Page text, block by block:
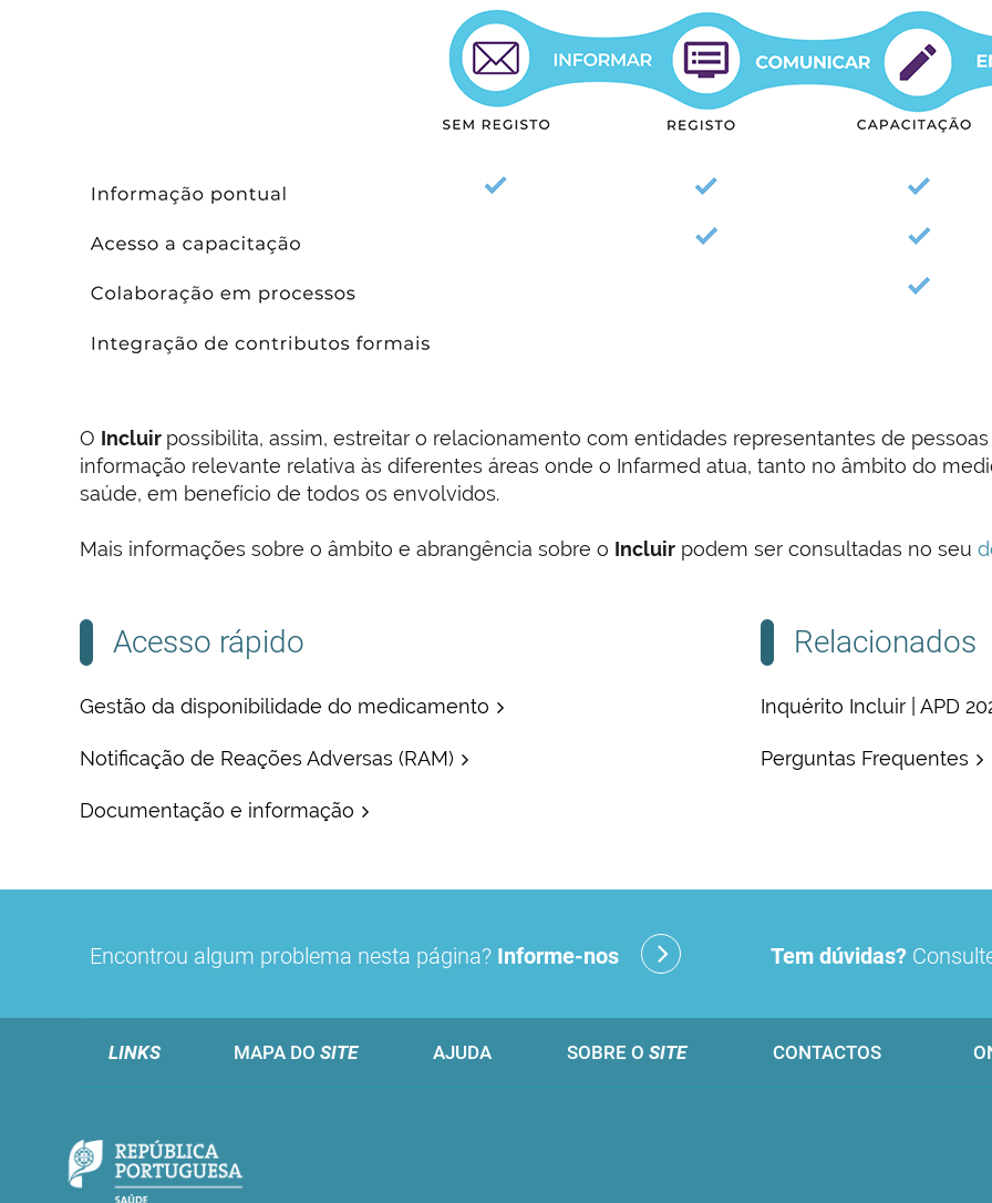
O Incluir possibilita, assim, estreitar o relacionamento com entidades representantes de
informação relevante relativa às diferentes áreas onde o Infarmed atua, tanto no âmbito do
saúde, em benefício de todos os envolvidos.
Mais informações sobre o âmbito e abrangência sobre o Incluir podem ser consultadas no seu
Acesso rápido
Gestão da disponibilidade do medicamento
Notificação de Reações Adversas (RAM)
Documentação e informação
Relacionados
Inquérito Incluir | APD
Perguntas Frequentes
Encontrou algum problema nesta página? Informe-nos Tem dúvidas?
LINKS MAPA DO SITE AJUDA SOBRE O SITE CONTACTOS